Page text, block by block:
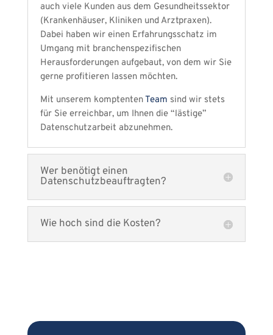
auch viele Kunden aus dem Gesundheitssektor
(Krankenhäuser, Kliniken und Arztpraxen).
Dabei haben wir einen Erfahrungsschatz im
Umgang mit branchenspezifischen
Herausforderungen aufgebaut, von dem wir Sie
gerne profitieren lassen möchten.
Mit unserem komptentenTeam sind wir stets
für Sie erreichbar, um Ihnen die “lästige”
Datenschutzarbeit abzunehmen.
Wer benötigt einen
Datenschutzbeauftragten?
Wie hoch sind die Kosten?